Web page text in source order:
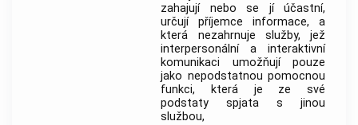
zahajují nebo se jí účastní,
určují příjemce informace, a
která nezahrnuje služby, jež
interpersonální a interaktivní
komunikaci umožňují pouze
jako nepodstatnou pomocnou
funkci, která je ze své
podstaty spjata s jinou
službou,